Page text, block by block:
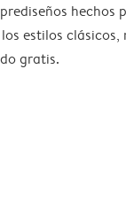
estilos
gratis.